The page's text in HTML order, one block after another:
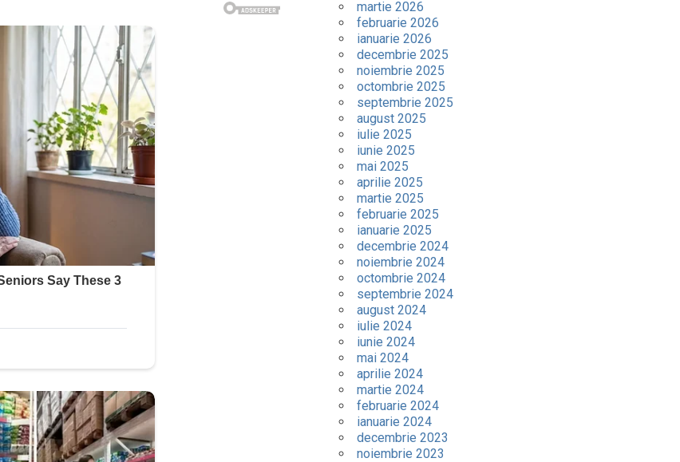
martie 2026
februarie 2026
ianuarie 2026
decembrie 2025
noiembrie 2025
octombrie 2025
septembrie 2025
august 2025
iulie 2025
iunie 2025
mai 2025
aprilie 2025
martie 2025
februarie 2025
ianuarie 2025
decembrie 2024
noiembrie 2024
octombrie 2024
septembrie 2024
august 2024
iulie 2024
iunie 2024
mai 2024
aprilie 2024
martie 2024
februarie 2024
ianuarie 2024
decembrie 2023
noiembrie 2023